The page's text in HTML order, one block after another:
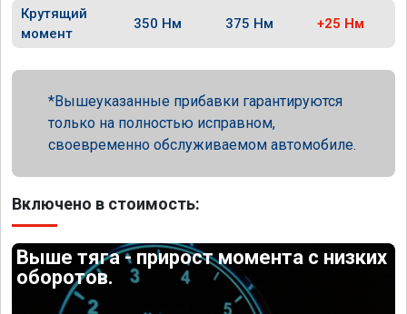
Крутящий
момент
350 Нм 375 Нм +25 Нм
Вышеуказанные прибавки гарантируются
только на полностью исправном,
своевременно обслуживаемом автомобиле.
Включено в стоимость:
Выше тяга - прирост момента с низких
оборотов.